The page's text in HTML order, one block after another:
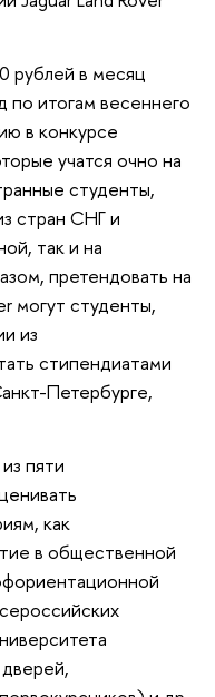
рублей в месяц
по итогам весеннего
в конкурсе
учатся очно на
студенты,
стран СНГ и
так и на
претендовать на
могут студенты,
из
стипендиатами
Петербурге,
пяти
как
в общественной